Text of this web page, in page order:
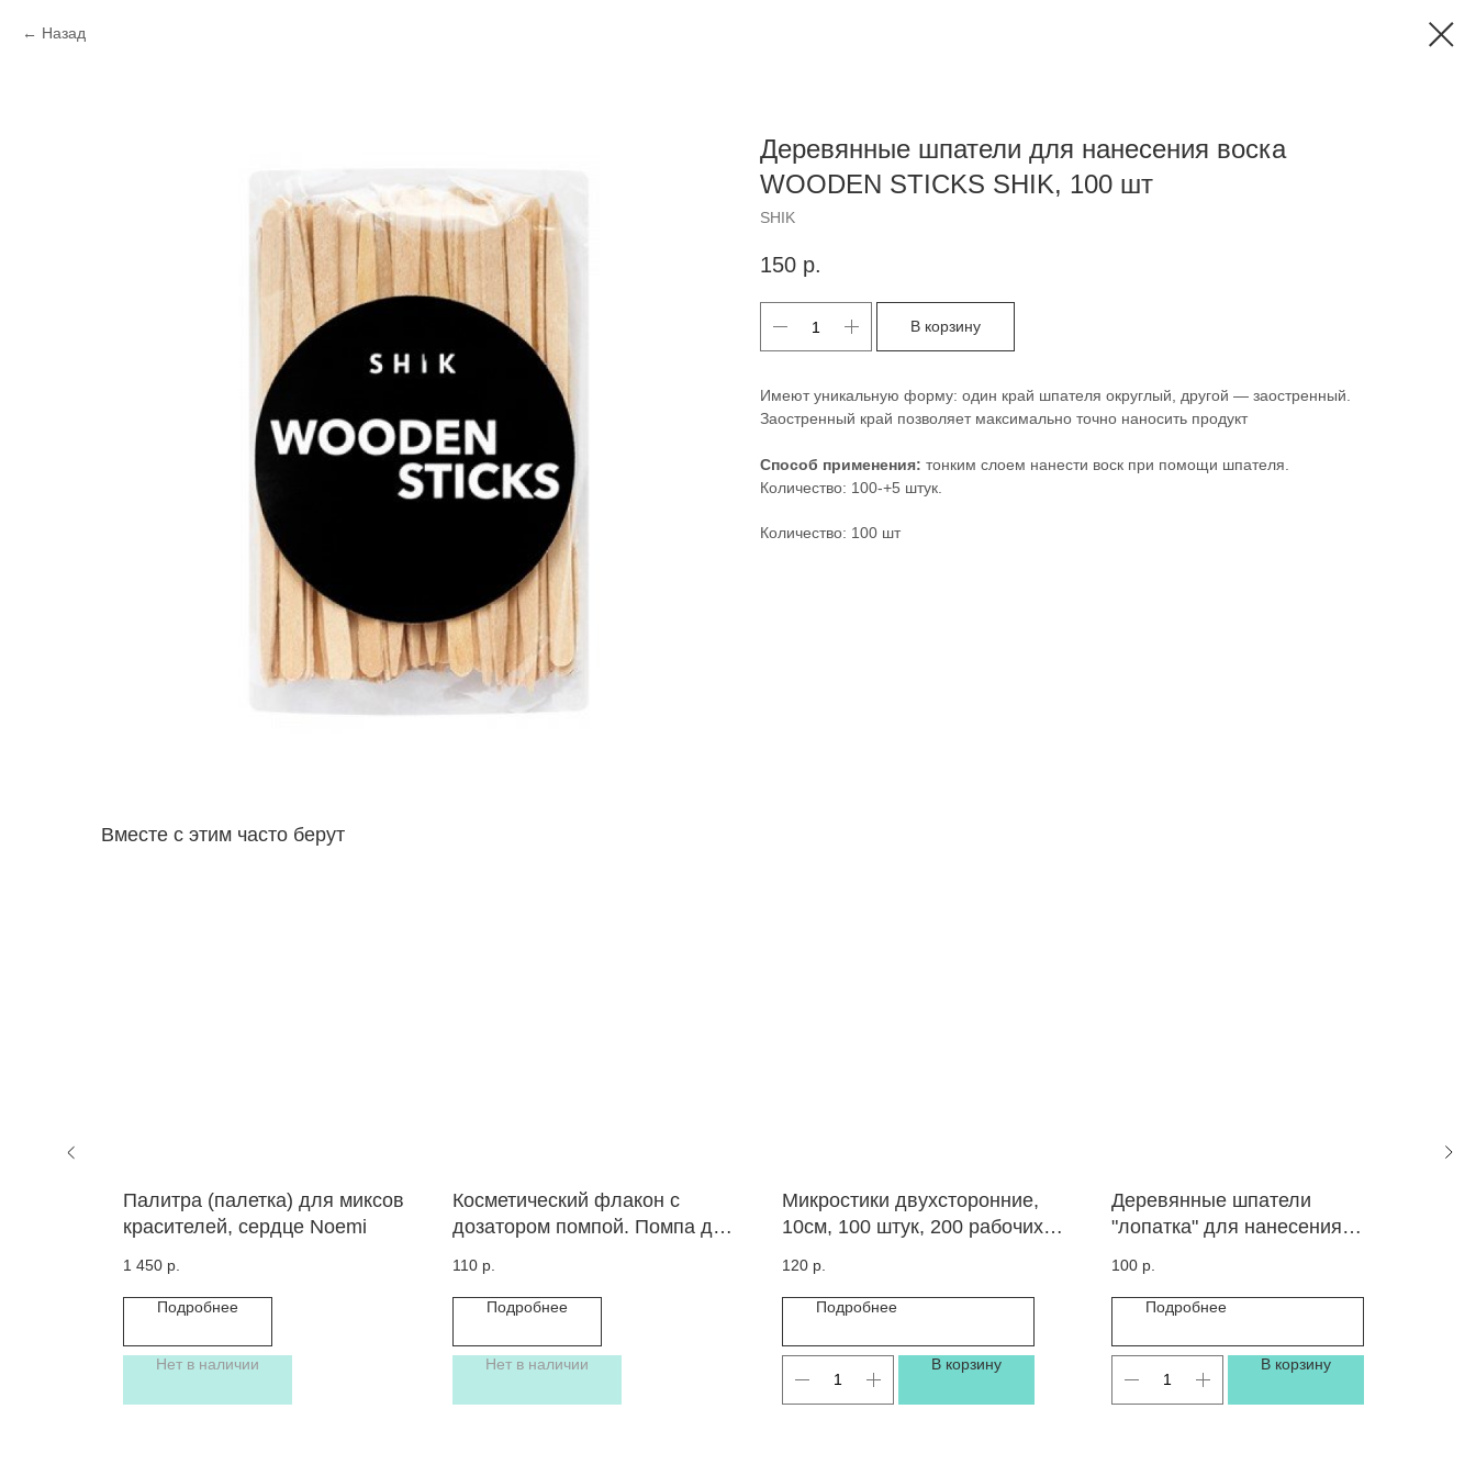
Назад
Деревянные шпатели для нанесения воска
WOODEN STICKS SHIK, 100 шт
SHIK
150 р.
В корзину
Имеют уникальную форму: один край шпателя округлый, другой — заостренный.
Заостренный край позволяет максимально точно наносить продукт
Способ применения: тонким слоем нанести воск при помощи шпателя.
Количество: 100-+5 штук.
Количество: 100 шт
Вместе с этим часто берут
Палитра (палетка) для миксов
красителей, сердце Noemi
1 450 р.
Подробнее
Нет в наличии
Косметический флакон с
дозатором помпой. Помпа для
110 р.
Подробнее
Нет в наличии
Микростики двухсторонние,
10см, 100 штук, 200 рабочих
120 р.
Подробнее
В корзину
Деревянные шпатели
"лопатка" для нанесения
двусторонние 100 шт
100 р.
Подробнее
В корзину